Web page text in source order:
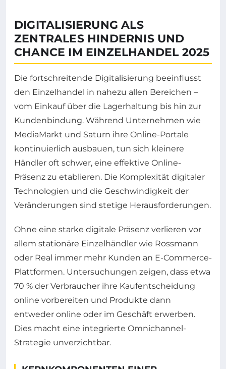
DIGITALISIERUNG ALS
ZENTRALES HINDERNIS UND
CHANCE IM EINZELHANDEL 2025
Die fortschreitende Digitalisierung beeinflusst
den Einzelhandel in nahezu allen Bereichen –
vom Einkauf über die Lagerhaltung bis hin zur
Kundenbindung. Während Unternehmen wie
MediaMarkt und Saturn ihre Online-Portale
kontinuierlich ausbauen, tun sich kleinere
Händler oft schwer, eine effektive Online-
Präsenz zu etablieren. Die Komplexität digitaler
Technologien und die Geschwindigkeit der
Veränderungen sind stetige Herausforderungen.
Ohne eine starke digitale Präsenz verlieren vor
allem stationäre Einzelhändler wie Rossmann
oder Real immer mehr Kunden an E-Commerce-
Plattformen. Untersuchungen zeigen, dass etwa
70 % der Verbraucher ihre Kaufentscheidung
online vorbereiten und Produkte dann
entweder online oder im Geschäft erwerben.
Dies macht eine integrierte Omnichannel-
Strategie unverzichtbar.